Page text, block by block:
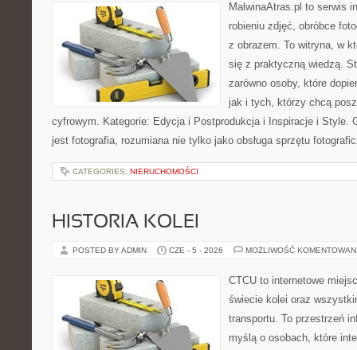
MalwinaAtras.pl to serwis
robieniu zdjęć, obróbce
z obrazem. To witryna, w
się z praktyczną wiedzą.
zarówno osoby, które
jak i tych, którzy chcą
cyfrowym. Kategorie: Edycja i Postprodukcja i Inspiracje i Style.
jest fotografia, rozumiana nie tylko jako obsługa sprzętu
CATEGORIES: NIERUCHOMOŚCI
HISTORIA KOLEI
POSTED BY ADMIN CZE - 5 - 2026 MOŻLIWOŚĆ
CTCU to internetowe
świecie kolei oraz
transportu. To przestrzeń
myślą o osobach, które